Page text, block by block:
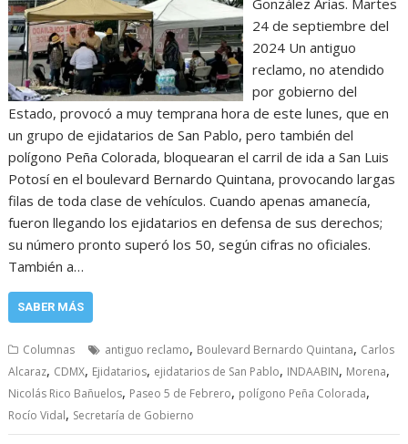
González Arias. Martes
24 de septiembre del
2024 Un antiguo
reclamo, no atendido
por gobierno del
Estado, provocó a muy temprana hora de este lunes, que en
un grupo de ejidatarios de San Pablo, pero también del
polígono Peña Colorada, bloquearan el carril de ida a San Luis
Potosí en el boulevard Bernardo Quintana, provocando largas
filas de toda clase de vehículos. Cuando apenas amanecía,
fueron llegando los ejidatarios en defensa de sus derechos;
su número pronto superó los 50, según cifras no oficiales.
También a…
SABER MÁS
Columnas antiguo reclamo, Boulevard Bernardo Quintana, Carlos
Alcaraz, CDMX, Ejidatarios, ejidatarios de San Pablo, INDAABIN, Morena,
Nicolás Rico Bañuelos, Paseo 5 de Febrero, polígono Peña Colorada,
Rocío Vidal, Secretaría de Gobierno